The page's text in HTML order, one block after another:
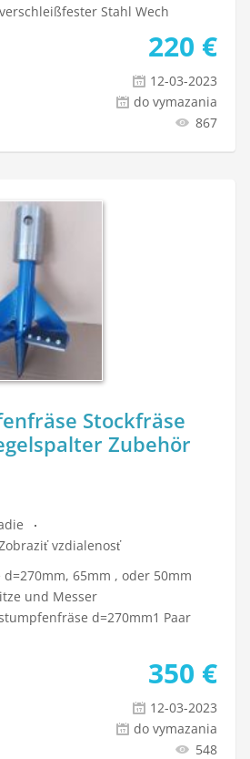
Stahl Wech
220 €
12-03-2023
do vymazania
867
Stockfräse
Zubehör
vzdialenosť
65mm , oder 50mm
und Messer
d=270mm1 Paar
350 €
12-03-2023
do vymazania
548